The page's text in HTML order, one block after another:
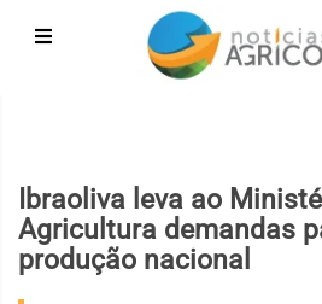
Ibraoliva leva ao
Agricultura demandas
produção nacional